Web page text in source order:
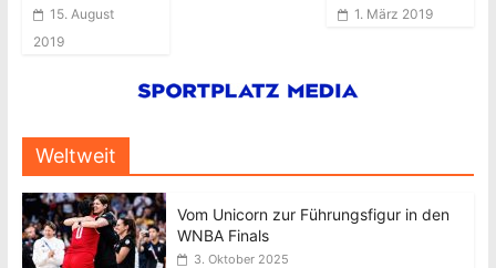
15. August
2019
1. März 2019
Weltweit
Vom Unicorn zur Führungsfigur in den
WNBA Finals
3. Oktober 2025